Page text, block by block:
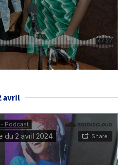
avril